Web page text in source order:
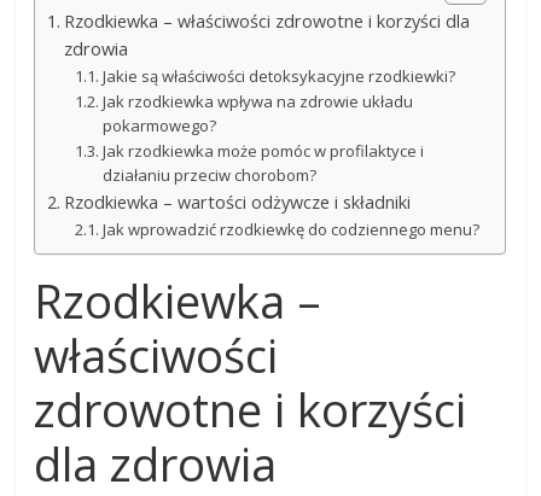
Rzodkiewka – właściwości zdrowotne i korzyści dla
zdrowia
Jakie są właściwości detoksykacyjne rzodkiewki?
Jak rzodkiewka wpływa na zdrowie układu
pokarmowego?
Jak rzodkiewka może pomóc w profilaktyce i
działaniu przeciw chorobom?
Rzodkiewka – wartości odżywcze i składniki
Jak wprowadzić rzodkiewkę do codziennego menu?
Rzodkiewka –
właściwości
zdrowotne i korzyści
dla zdrowia